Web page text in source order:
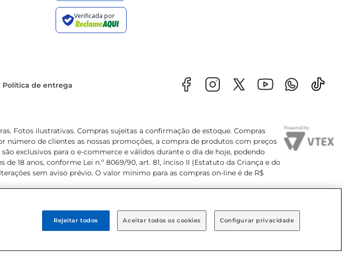
Política de entrega
Fotos ilustrativas. Compras sujeitas a confirmação de estoque. Compras
número de clientes as nossas promoções, a compra de produtos com preços
exclusivos para o e-commerce e válidos durante o dia de hoje, podendo
18 anos, conforme Lei n.º 8069/90, art. 81, inciso II (Estatuto da Criança e do
sem aviso prévio. O valor mínimo para as compras on-line é de R$
Configurar privacidade
Rejeitar todos Aceitar todos os cookies